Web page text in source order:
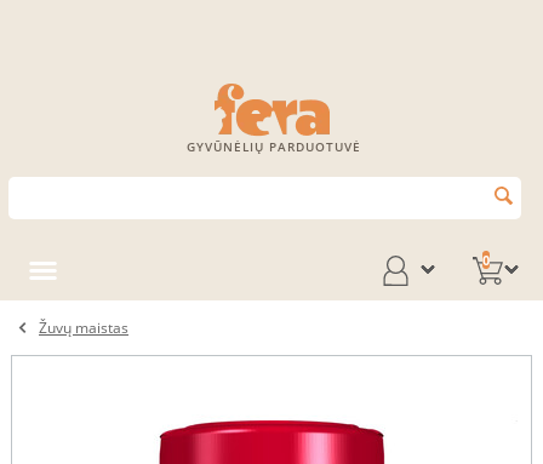
GYVŪNĖLIŲ PARDUOTUVĖ
0
Žuvų maistas